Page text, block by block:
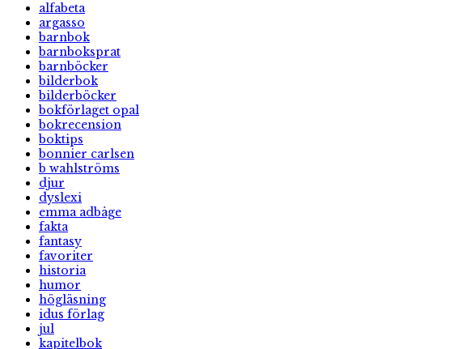
alfabeta
argasso
barnbok
barnboksprat
barnböcker
bilderbok
bilderböcker
bokförlaget opal
bokrecension
boktips
bonnier carlsen
b wahlströms
djur
dyslexi
emma adbåge
fakta
fantasy
favoriter
historia
humor
högläsning
idus förlag
jul
kapitelbok